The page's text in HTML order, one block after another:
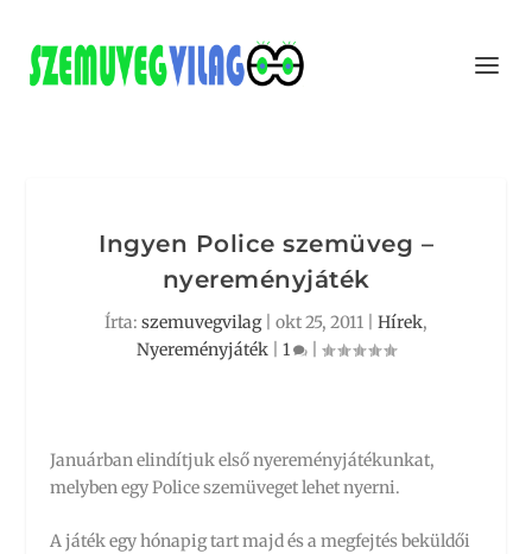
Ingyen Police szemüveg –
nyereményjáték
Írta: szemuvegvilag| okt 25, 2011 Hírek,
Nyereményjáték
1
Januárban elindítjuk első nyereményjátékunkat,
melyben egy Police szemüveget lehet nyerni.
A játék egy hónapig tart majd és a megfejtés beküldői